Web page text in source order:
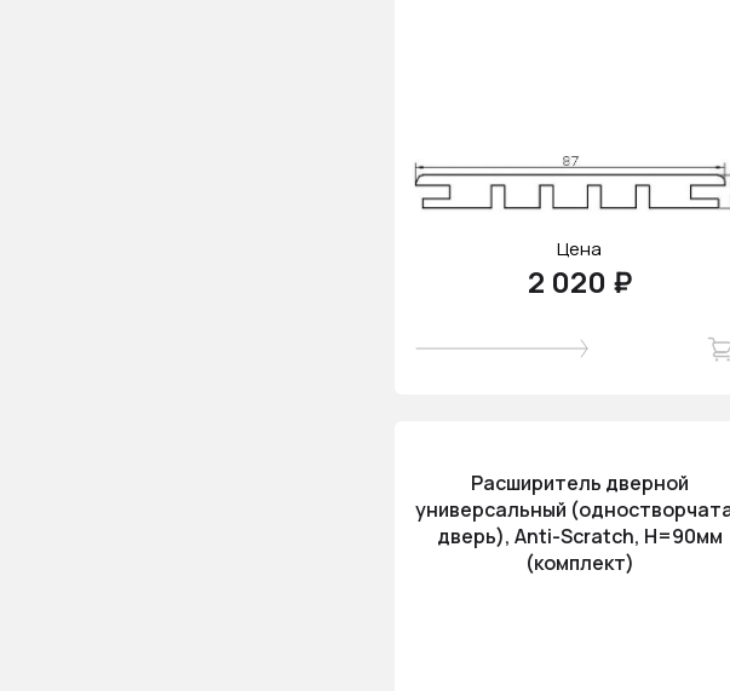
Цена
2 020 ₽
Расширитель дверной
универсальный
дверь), Anti-Scratch, H=90мм
(комплект)